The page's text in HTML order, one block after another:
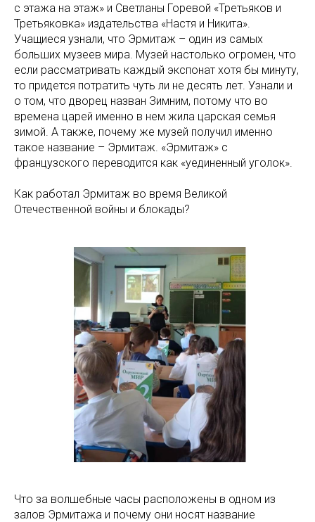
с этажа на этаж» и Светланы Горевой «Третьяков и
Третьяковка» издательства «Настя и Никита».
Учащиеся узнали, что Эрмитаж – один из самых
больших музеев мира. Музей настолько огромен, что
если рассматривать каждый экспонат хотя бы минуту,
то придется потратить чуть ли не десять лет. Узнали и
о том, что дворец назван Зимним, потому что во
времена царей именно в нем жила царская семья
зимой. А также, почему же музей получил именно
такое название – Эрмитаж. «Эрмитаж» с
французского переводится как «уединенный уголок».
Как работал Эрмитаж во время Великой
Отечественной войны и блокады?
Что за волшебные часы расположены в одном из
залов Эрмитажа и почему они носят название